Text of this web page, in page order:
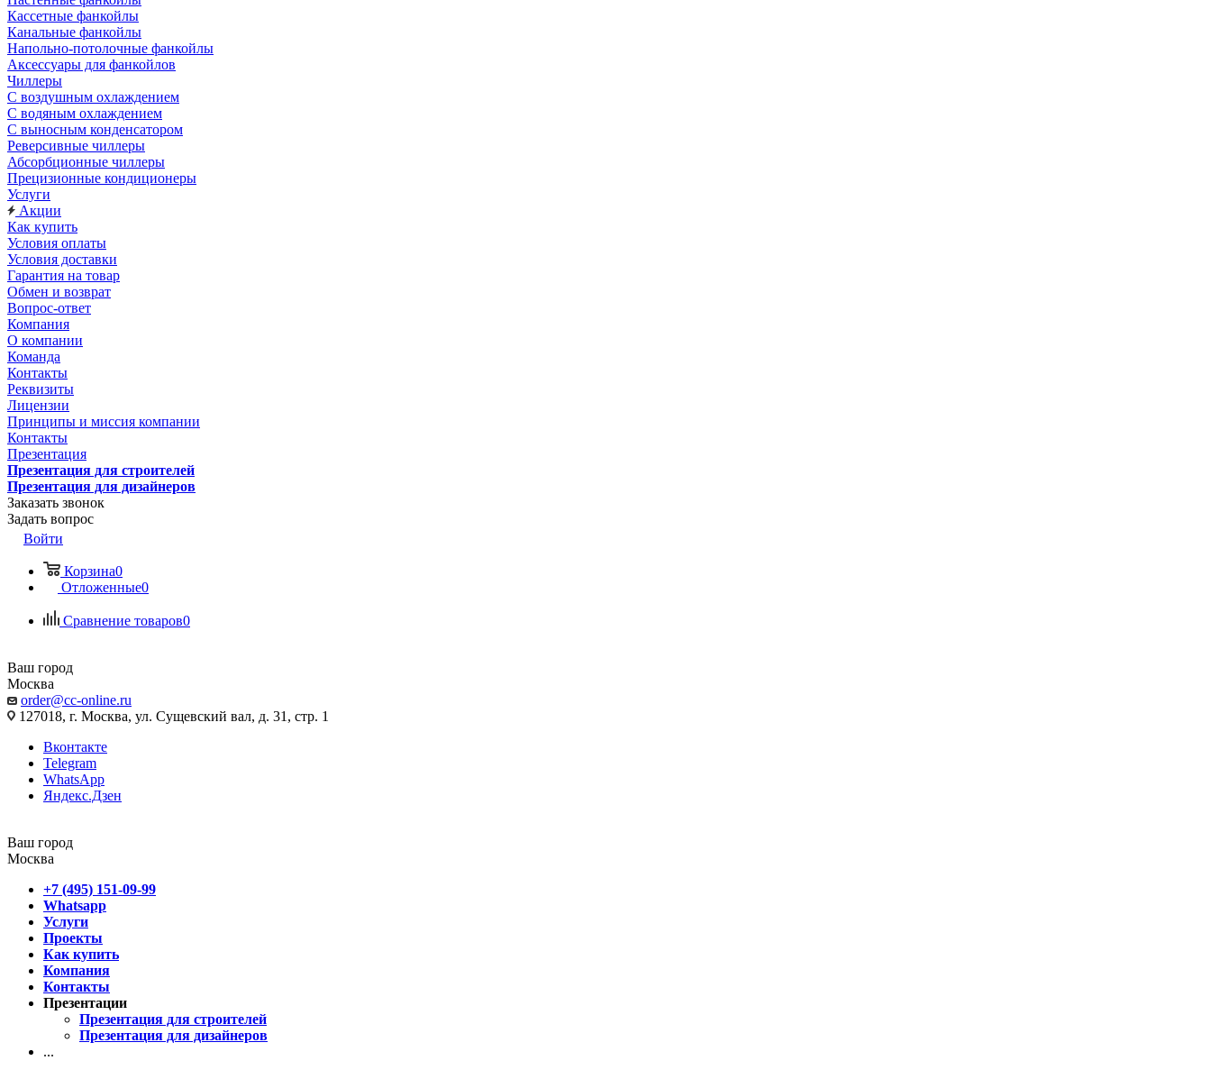
Кассетные фанкойлы
Канальные фанкойлы
Напольно-потолочные фанкойлы
Аксессуары для фанкойлов
Чиллеры
С воздушным охлаждением
С водяным охлаждением
С выносным конденсатором
Реверсивные чиллеры
Абсорбционные чиллеры
Прецизионные кондиционеры
Услуги
Акции
Как купить
Условия оплаты
Условия доставки
Гарантия на товар
Обмен и возврат
Вопрос-ответ
Компания
О компании
Команда
Контакты
Реквизиты
Лицензии
Принципы и миссия компании
Контакты
Презентация
Презентация для строителей
Презентация для дизайнеров
Заказать звонок
Задать вопрос
Войти
Корзина0
Отложенные0
Сравнение товаров0
Ваш город
Москва
order@cc-online.ru
127018, г. Москва, ул. Сущевский вал, д. 31, стр. 1
Вконтакте
Telegram
WhatsApp
Яндекс.Дзен
Ваш город
Москва
+7 (495) 151-09-99
Whatsapp
Услуги
Проекты
Как купить
Компания
Контакты
Презентации
Презентация для строителей
Презентация для дизайнеров
...